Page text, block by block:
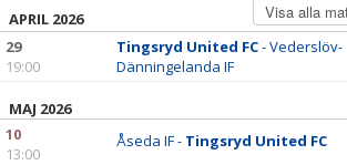
BILDGALLERI
KONTAKT
APRIL 2026
29
19:00
Tingsryd United FC- Vederslöv-
Dänningelanda IF
MAJ 2026
10
13:00
Åseda IF - Tingsryd United FC